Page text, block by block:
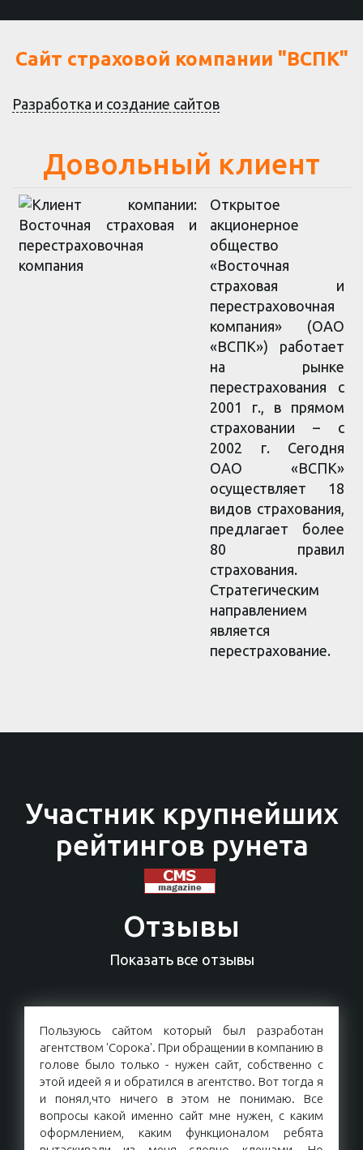
основному
содержанию
Сайт страховой компании "ВСПК"
Разработка и создание сайтов
Довольный клиент
Открытое
акционерное
общество
«Восточная
страховая и
перестраховочная
компания» (ОАО
«ВСПК») работает
на рынке
перестрахования с
2001 г., в прямом
страховании – с
2002 г. Сегодня
ОАО «ВСПК»
осуществляет 18
видов страхования,
предлагает более
80 правил
страхования.
Стратегическим
направлением
является
перестрахование.
Участник крупнейших
рейтингов рунета
Отзывы
Показать все отзывы
Пользуюсь сайтом который был разработан
агентством 'Сорока'. При обращении в компанию в
голове было только - нужен сайт, собственно с
этой идеей я и обратился в агентство. Вот тогда я
и понял,что ничего в этом не понимаю. Все
вопросы какой именно сайт мне нужен, с каким
оформлением, каким функционалом ребята